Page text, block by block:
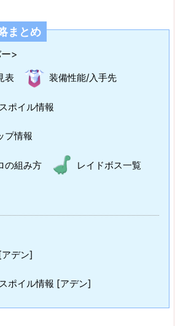
まとめ
>
表 装備性能/入手先
ポイル情報
プ情報
の組み方 レイドボス一覧
デン]
ポイル情報 [アデン]